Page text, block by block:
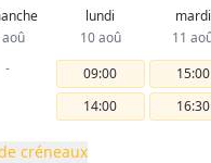
-
lundi
10 aoû
09:00
14:00
mardi
11
15:00
16:30
créneaux